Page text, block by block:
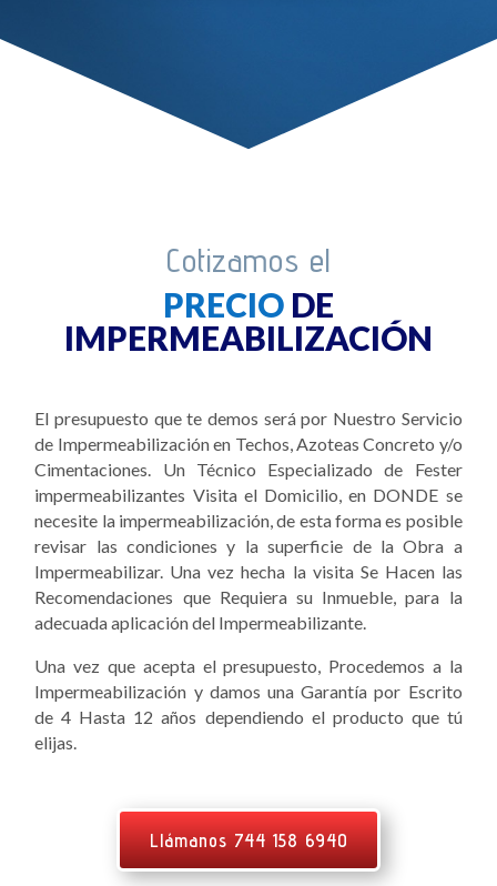
Cotizamos el
PRECIO DE
IMPERMEABILIZACIÓN
El presupuesto que te demos será por Nuestro Servicio
de Impermeabilización en Techos, Azoteas Concreto y/o
Cimentaciones. Un Técnico Especializado de Fester
impermeabilizantes Visita el Domicilio, en DONDE se
necesite la impermeabilización, de esta forma es posible
revisar las condiciones y la superficie de la Obra a
Impermeabilizar. Una vez hecha la visita Se Hacen las
Recomendaciones que Requiera su Inmueble, para la
adecuada aplicación del Impermeabilizante.
Una vez que acepta el presupuesto, Procedemos a la
Impermeabilización y damos una Garantía por Escrito
de 4 Hasta 12 años dependiendo el producto que tú
elijas.
Llámanos 744 158 6940